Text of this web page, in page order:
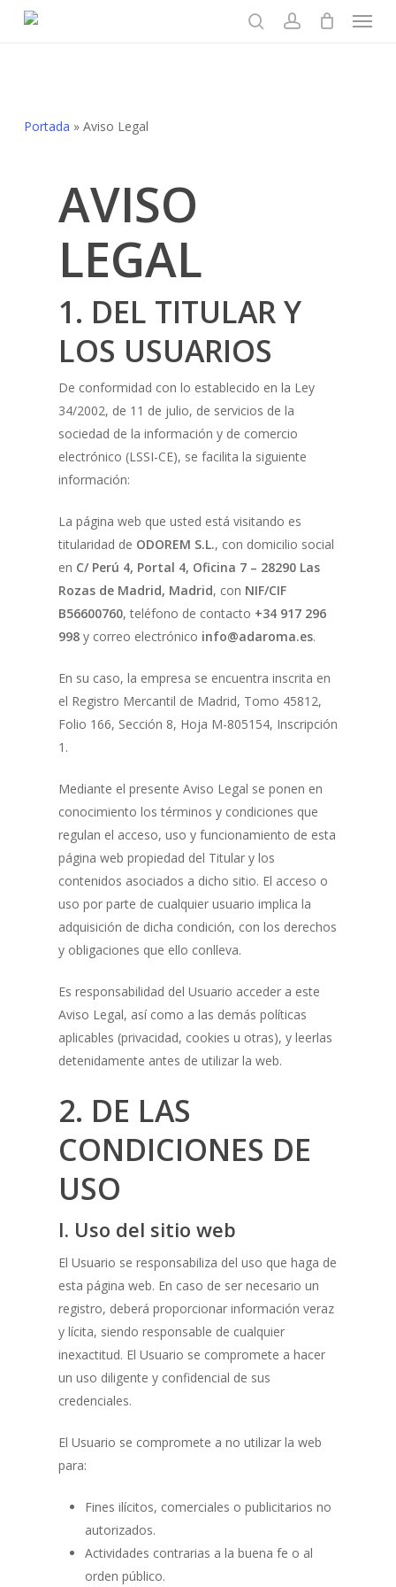
Menu
Portada » Aviso Legal
AVISO
LEGAL
1. DEL TITULAR Y
LOS USUARIOS
De conformidad con lo establecido en la Ley
34/2002, de 11 de julio, de servicios de la
sociedad de la información y de comercio
electrónico (LSSI-CE), se facilita la siguiente
información:
La página web que usted está visitando es
titularidad de ODOREM S.L., con domicilio social
en C/ Perú 4, Portal 4, Oficina 7 – 28290 Las
Rozas de Madrid, Madrid, con NIF/CIF
B56600760, teléfono de contacto +34 917 296
998y correo electrónico info@adaroma.es.
En su caso, la empresa se encuentra inscrita en
el Registro Mercantil de Madrid, Tomo 45812,
Folio 166, Sección 8, Hoja M-805154, Inscripción
1.
Mediante el presente Aviso Legal se ponen en
conocimiento los términos y condiciones que
regulan el acceso, uso y funcionamiento de esta
página web propiedad del Titular y los
contenidos asociados a dicho sitio. El acceso o
uso por parte de cualquier usuario implica la
adquisición de dicha condición, con los derechos
y obligaciones que ello conlleva.
Es responsabilidad del Usuario acceder a este
Aviso Legal, así como a las demás políticas
aplicables (privacidad, cookies u otras), y leerlas
detenidamente antes de utilizar la web.
2. DE LAS
CONDICIONES DE
USO
I. Uso del sitio web
El Usuario se responsabiliza del uso que haga de
esta página web. En caso de ser necesario un
registro, deberá proporcionar información veraz
y lícita, siendo responsable de cualquier
inexactitud. El Usuario se compromete a hacer
un uso diligente y confidencial de sus
credenciales.
El Usuario se compromete a no utilizar la web
para:
Fines ilícitos, comerciales o publicitarios no
autorizados.
Actividades contrarias a la buena fe o al
orden público.